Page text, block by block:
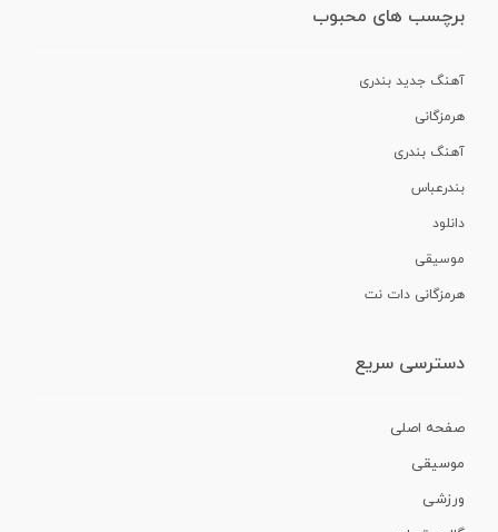
برچسب های محبوب
آهنگ جدید بندری
هرمزگانی
آهنگ بندری
بندرعباس
دانلود
موسیقی
هرمزگانی دات نت
دسترسی سریع
صفحه اصلی
موسیقی
ورزشی